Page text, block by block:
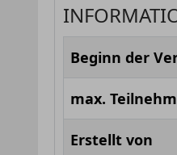
Beginn der
max.
Erstellt von